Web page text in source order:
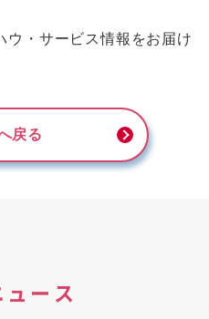
ウ・サービス情報をお届け
戻る
ース